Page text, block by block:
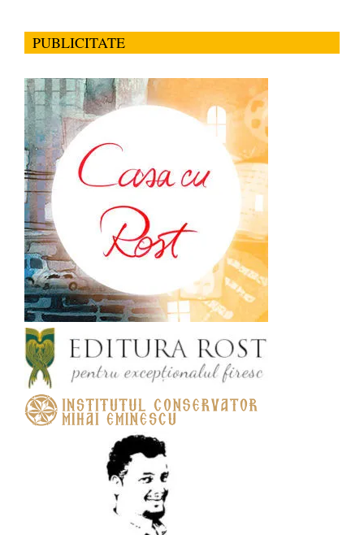
PUBLICITATE